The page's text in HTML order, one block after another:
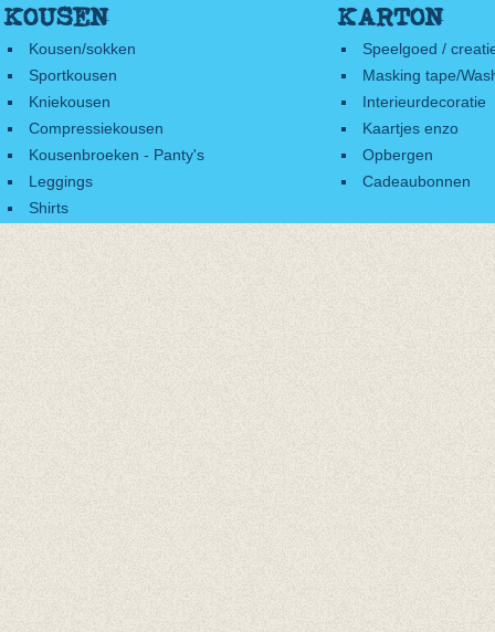
KOUSEN
Kousen/sokken
Sportkousen
Kniekousen
Compressiekousen
Kousenbroeken - Panty's
Leggings
Shirts
KARTON
Speelgoed /
Masking tape/
Interieurdecoratie
Kaartjes enzo
Opbergen
Cadeaubonnen